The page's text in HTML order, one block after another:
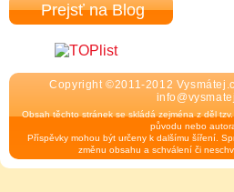
Prejsť na Blog
Copyright ©2011-2012
Obsah těchto stránek se skládá zejména z děl
původu nebo
Příspěvky mohou být určeny k dalšímu šíření.
změnu obsahu a schválení či